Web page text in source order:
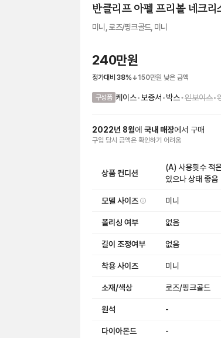
반클리프 아펠 프리볼 네크리
미니, 로즈/핑크골드, 미니
240만원
정가대비 38% 150만원 낮은 금액
구성품 케이스• 보증서 •박스•인보이스•
2022년 8월에 국내 매장에서 구매
구입 당시 금액은 확인하기 어려움
상품 컨디션
(A) 사용횟수 적
있으나 상태 좋음
모델 사이즈 미니
폴리싱 여부 없음
길이 조정여부 없음
착용 사이즈 미니
소재/색상 로즈/핑크골드
원석 -
다이아몬드 -